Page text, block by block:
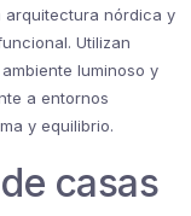
arquitectura nórdica y
Utilizan
luminoso y
a entornos
y equilibrio.
casas